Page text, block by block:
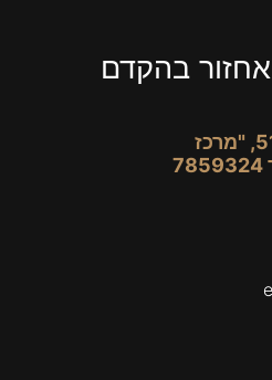
בהקדם
רח' צה"ל 99, משרד 512, "מרכז